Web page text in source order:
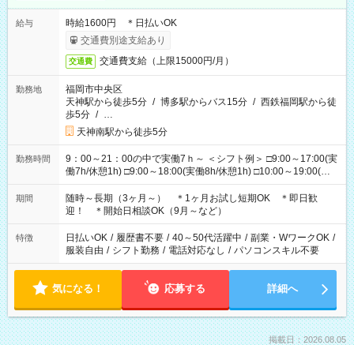
給与
時給1600円 ＊日払いOK
交通費別途支給あり
交通費 交通費支給（上限15000円/月）
勤務地
福岡市中央区
天神駅から徒歩5分 / 博多駅からバス15分 / 西鉄福岡駅から徒
歩5分 / …
天神南駅から徒歩5分
勤務時間
9：00～21：00の中で実働7ｈ～ ＜シフト例＞ □9:00～17:00(実
働7h/休憩1h) □9:00～18:00(実働8h/休憩1h) □10:00～19:00(実
働8h/休憩1h) □11:00～20:00(実働8h/休憩1h) □12:00～20:00(実
働7h/休憩1h) □12:00～21:00(実働7h/休憩1h) ＊固定OK ＊選べ
る時間帯！
期間
随時～長期（3ヶ月～） ＊1ヶ月お試し短期OK ＊即日歓
迎！ ＊開始日相談OK（9月～など）
特徴 日払いOK / 履歴書不要 / 40～50代活躍中 / 副業・WワークOK /
服装自由 / シフト勤務 / 電話対応なし / パソコンスキル不要
気になる！ 応募する 詳細へ
掲載日：2026.08.05